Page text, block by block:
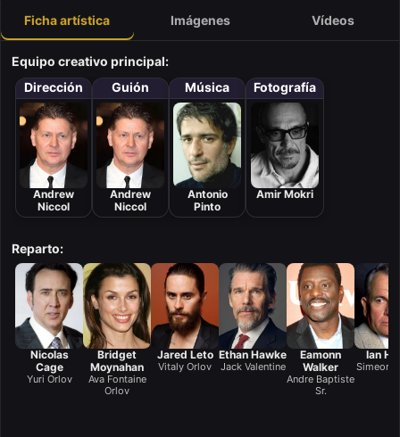
Ficha artística Imágenes Vídeos
Equipo creativo principal:
Dirección
Andrew
Niccol
Guión
Andrew
Niccol
Música
Antonio
Pinto
Fotografía
Amir Mokri
Reparto:
Nicolas
Cage
Yuri Orlov
Bridget
Moynahan
Ava Fontaine
Orlov
Jared Leto
Vitaly Orlov
Ethan Hawke
Jack Valentine
Eamonn
Walker
Andre Baptiste
Sr.
Ian
Simeon